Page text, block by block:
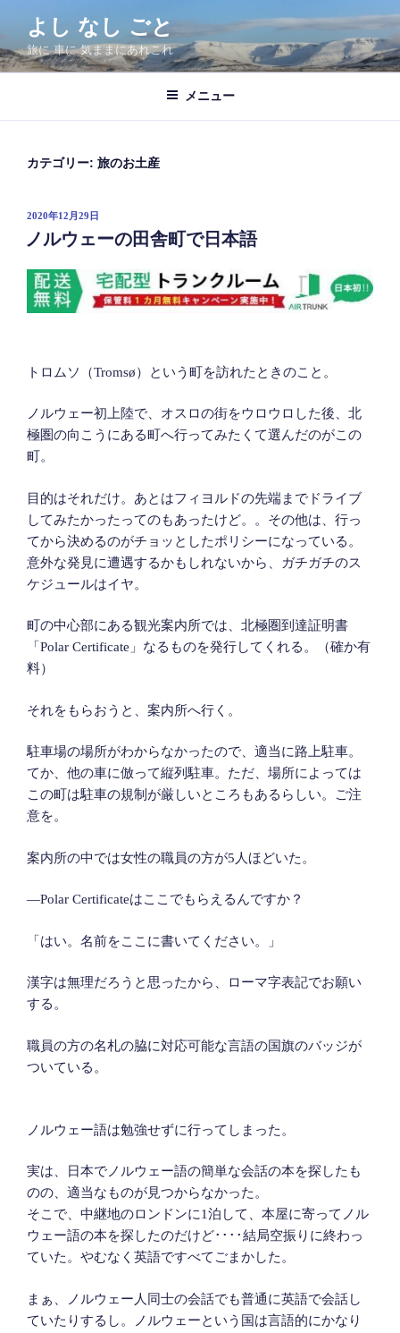
テ
ン
へ
よし なし ごと
旅に 車に 気ままにあれこれ
メニュー
カテゴリー: 旅のお土産
投
日:
2020年12月29日
ノルウェーの田舎町で日本語
トロムソ（Tromsø）という町を訪れたときのこと。
ノルウェー初上陸で、オスロの街をウロウロした後、北
極圏の向こうにある町へ行ってみたくて選んだのがこの
町。
目的はそれだけ。あとはフィヨルドの先端までドライブ
してみたかったってのもあったけど。。その他は、行っ
てから決めるのがチョッとしたポリシーになっている。
意外な発見に遭遇するかもしれないから、ガチガチのス
ケジュールはイヤ。
町の中心部にある観光案内所では、北極圏到達証明書
「Polar Certificate」なるものを発行してくれる。（確か有
料）
それをもらおうと、案内所へ行く。
駐車場の場所がわからなかったので、適当に路上駐車。
てか、他の車に倣って縦列駐車。ただ、場所によっては
この町は駐車の規制が厳しいところもあるらしい。ご注
意を。
案内所の中では女性の職員の方が5人ほどいた。
―Polar Certificateはここでもらえるんですか？
「はい。名前をここに書いてください。」
漢字は無理だろうと思ったから、ローマ字表記でお願い
する。
職員の方の名札の脇に対応可能な言語の国旗のバッジが
ついている。
ノルウェー語は勉強せずに行ってしまった。
実は、日本でノルウェー語の簡単な会話の本を探したも
のの、適当なものが見つからなかった。
そこで、中継地のロンドンに1泊して、本屋に寄ってノル
ウェー語の本を探したのだけど････結局空振りに終わっ
ていた。やむなく英語ですべてごまかした。
まぁ、ノルウェー人同士の会話でも普通に英語で会話し
ていたりするし。ノルウェーという国は言語的にかなり